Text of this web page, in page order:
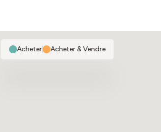
Acheter| Acheter & Vendre